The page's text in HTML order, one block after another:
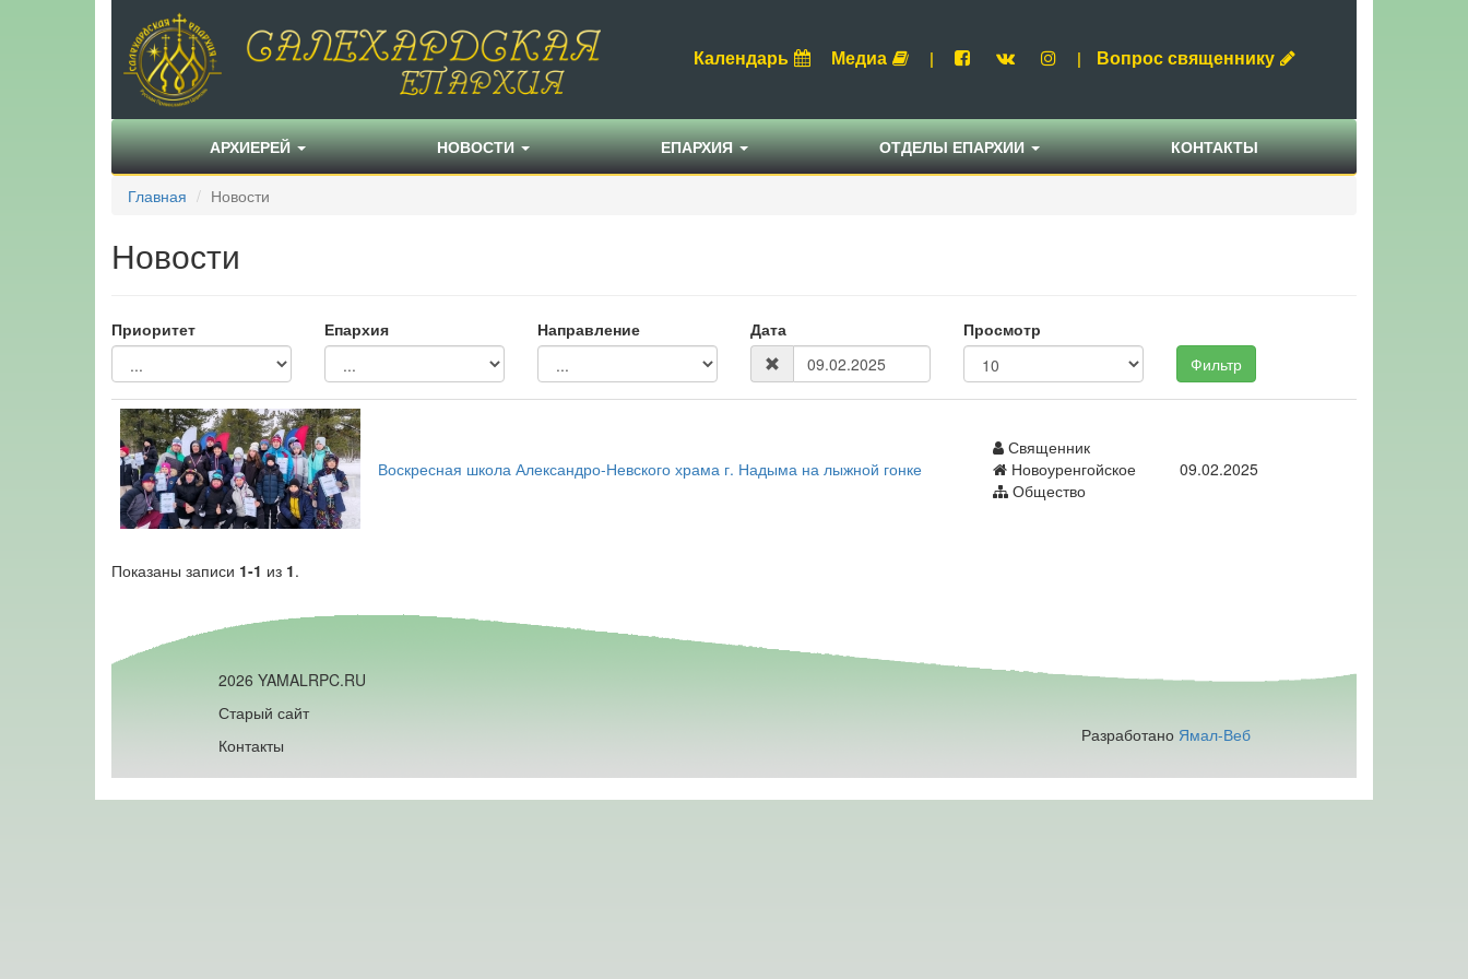
Календарь Медиа | | Вопрос священнику
АРХИЕРЕЙ НОВОСТИ ЕПАРХИЯ ОТДЕЛЫ ЕПАРХИИ КОНТАКТЫ
Главная Новости
Новости
Приоритет Епархия Направление Дата
Просмотр
Фильтр
Воскресная школа Александро-Невского храма г. Надыма на лыжной гонке
Священник
Новоуренгойское
Общество
09.02.2025
Показаны записи 1-1 из 1.
2026 YAMALRPC.RU
Старый сайт
Контакты
Разработано Ямал-Веб